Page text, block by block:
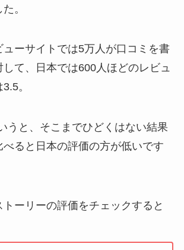
。
ーサイトでは5万人が口コミを書
て、日本では600人ほどのレビュ
。
うと、そこまでひどくはない結果
べると日本の評価の方が低いです
トーリーの評価をチェックすると